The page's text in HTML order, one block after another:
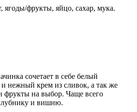
ягоды/фрукты, яйцо, сахар, мука.
сочетает в себе белый
нежный крем из сливок, а так же
фрукты на выбор. Чаще всего
и вишню.